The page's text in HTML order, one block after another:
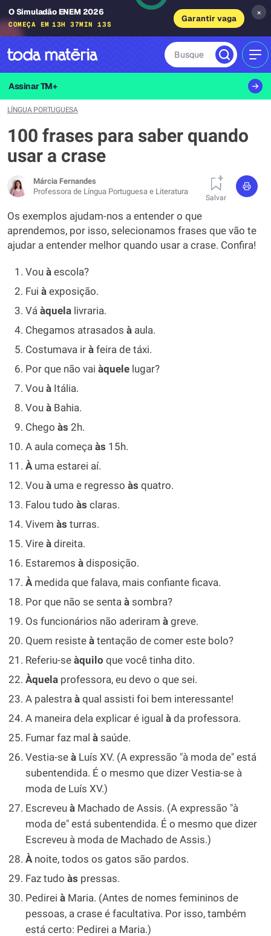
O Simuladão ENEM 2026
COMEÇA EM 13H 37MIN 12S
Garantir vaga
×
Busque
Assinar TM+
LÍNGUA PORTUGUESA
100 frases para saber quando
usar a crase
Márcia Fernandes
Professora de Língua Portuguesa e Literatura
Salvar
Os exemplos ajudam-nos a entender o que
aprendemos, por isso, selecionamos frases que vão te
ajudar a entender melhor quando usar a crase. Confira!
Vou à escola?
Fui à exposição.
Vá àquela livraria.
Chegamos atrasados à aula.
Costumava ir à feira de táxi.
Por que não vai àquele lugar?
Vou à Itália.
Vou à Bahia.
Chego às 2h.
A aula começa às 15h.
Àuma estarei aí.
Vou à uma e regresso às quatro.
Falou tudo às claras.
Vivem às turras.
Vire à direita.
Estaremos à disposição.
Àmedida que falava, mais confiante ficava.
Por que não se senta à sombra?
Os funcionários não aderiram à greve.
Quem resiste à tentação de comer este bolo?
Referiu-se àquilo que você tinha dito.
Àquela professora, eu devo o que sei.
A palestra à qual assisti foi bem interessante!
A maneira dela explicar é igual à da professora.
Fumar faz mal à saúde.
Vestia-se à Luís XV. (A expressão "à moda de" está
subentendida. É o mesmo que dizer Vestia-se à
moda de Luís XV.)
Escreveu à Machado de Assis. (A expressão "à
moda de" está subentendida. É o mesmo que dizer
Escreveu à moda de Machado de Assis.)
Ànoite, todos os gatos são pardos.
Faz tudo às pressas.
Pedirei à Maria. (Antes de nomes femininos de
pessoas, a crase é facultativa. Por isso, também
está certo: Pedirei a Maria.)